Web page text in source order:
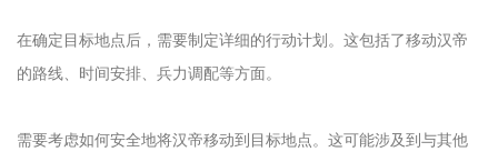
在确定目标地点后，需要制定详细的行动计划。这包括了移动汉帝
的路线、时间安排、兵力调配等方面。
需要考虑如何安全地将汉帝移动到目标地点。这可能涉及到与其他